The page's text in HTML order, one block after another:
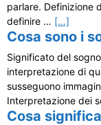
parlare. Definizione
definire … […]
Cosa sono i
Significato del
interpretazione di
susseguono
Interpretazione dei
Cosa